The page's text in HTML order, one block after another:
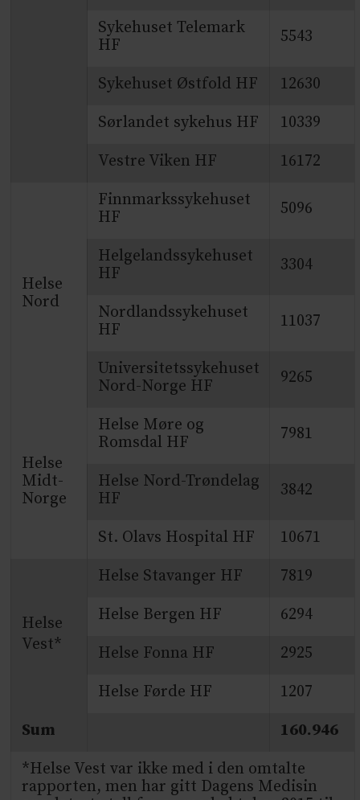
Sykehuset Telemark
HF
5543
Sykehuset Østfold HF
12630
Sørlandet sykehus HF
10339
Vestre Viken HF
16172
Helse
Nord
Finnmarkssykehuset
HF
5096
Helgelandssykehuset
HF
3304
Nordlandssykehuset
HF
11037
Universitetssykehuset
Nord-Norge HF
9265
Helse
Midt-
Norge
Helse Møre og
Romsdal HF
7981
Helse Nord-Trøndelag
HF
3842
St. Olavs Hospital HF 10671
Helse
Vest*
Helse Stavanger HF
7819
Helse Bergen HF
6294
Helse Fonna HF
2925
Helse Førde HF
1207
Sum
160.946
*Helse Vest var ikke med i den omtalte
rapporten, men har gitt Dagens Medisin